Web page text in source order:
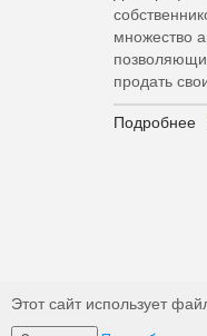
множество
продать
Подробнее
Этот сайт использует